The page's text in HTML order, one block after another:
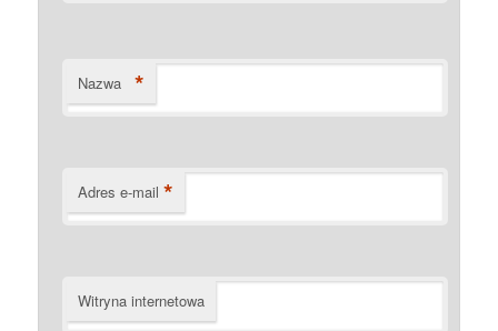
Nazwa *
Adres e-mail *
Witryna internetowa